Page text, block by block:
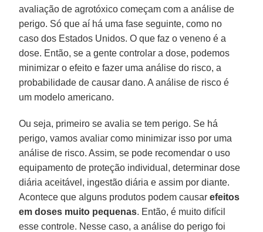
avaliação de agrotóxico começam com a análise de
perigo. Só que aí há uma fase seguinte, como no
caso dos Estados Unidos. O que faz o veneno é a
dose. Então, se a gente controlar a dose, podemos
minimizar o efeito e fazer uma análise do risco, a
probabilidade de causar dano. A análise de risco é
um modelo americano.
Ou seja, primeiro se avalia se tem perigo. Se há
perigo, vamos avaliar como minimizar isso por uma
análise de risco. Assim, se pode recomendar o uso
equipamento de proteção individual, determinar dose
diária aceitável, ingestão diária e assim por diante.
Acontece que alguns produtos podem causarefeitos
em doses muito pequenas. Então, é muito difícil
esse controle. Nesse caso, a análise do perigo foi